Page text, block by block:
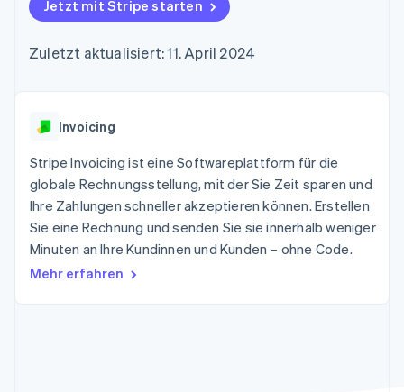
Zugriff auf mehr als
Terminal
Optimierung der
Autorisierungsraten
Link
Beschleunigter
Bezahlvorgang
Financial
Connections
Verbundene
Finanzdaten
Data Pipeline
Datensynchronisierung
Geldmanagement
SaaS
KI-Unternehmen
Creator Economy
Gaming
Bewirtung, Reisen und
Freizeit
Versicherungen
Medien und
Unterhaltung
Organisationen
Marktplatz auf
Abonnementverwaltung
nutzungsbasierte
geht´s
Bereitstellung und
Verwaltung von
Diensten mit Agenten
Ressourcen
Produkt-Roadmap
Karriere
Stripe Press
Kontakt
Sales-Team
kontaktieren
Partner werden
Jetzt mit Stripe starten
Zuletzt aktualisiert: 11. April 2024
Invoicing
Stripe Invoicing ist eine Softwareplattform für die
globale Rechnungsstellung, mit der Sie Zeit sparen und
Ihre Zahlungen schneller akzeptieren können. Erstellen
Sie eine Rechnung und senden Sie sie innerhalb weniger
Minuten an Ihre Kundinnen und Kunden – ohne Code.
Mehr erfahren